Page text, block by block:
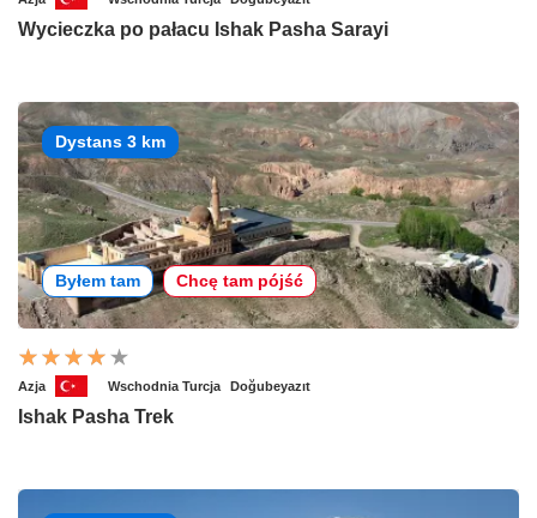
Wycieczka po pałacu Ishak Pasha Sarayi
Dystans 3 km
Byłem tam Chcę tam pójść
Azja Wschodnia Turcja Doğubeyazıt
Ishak Pasha Trek